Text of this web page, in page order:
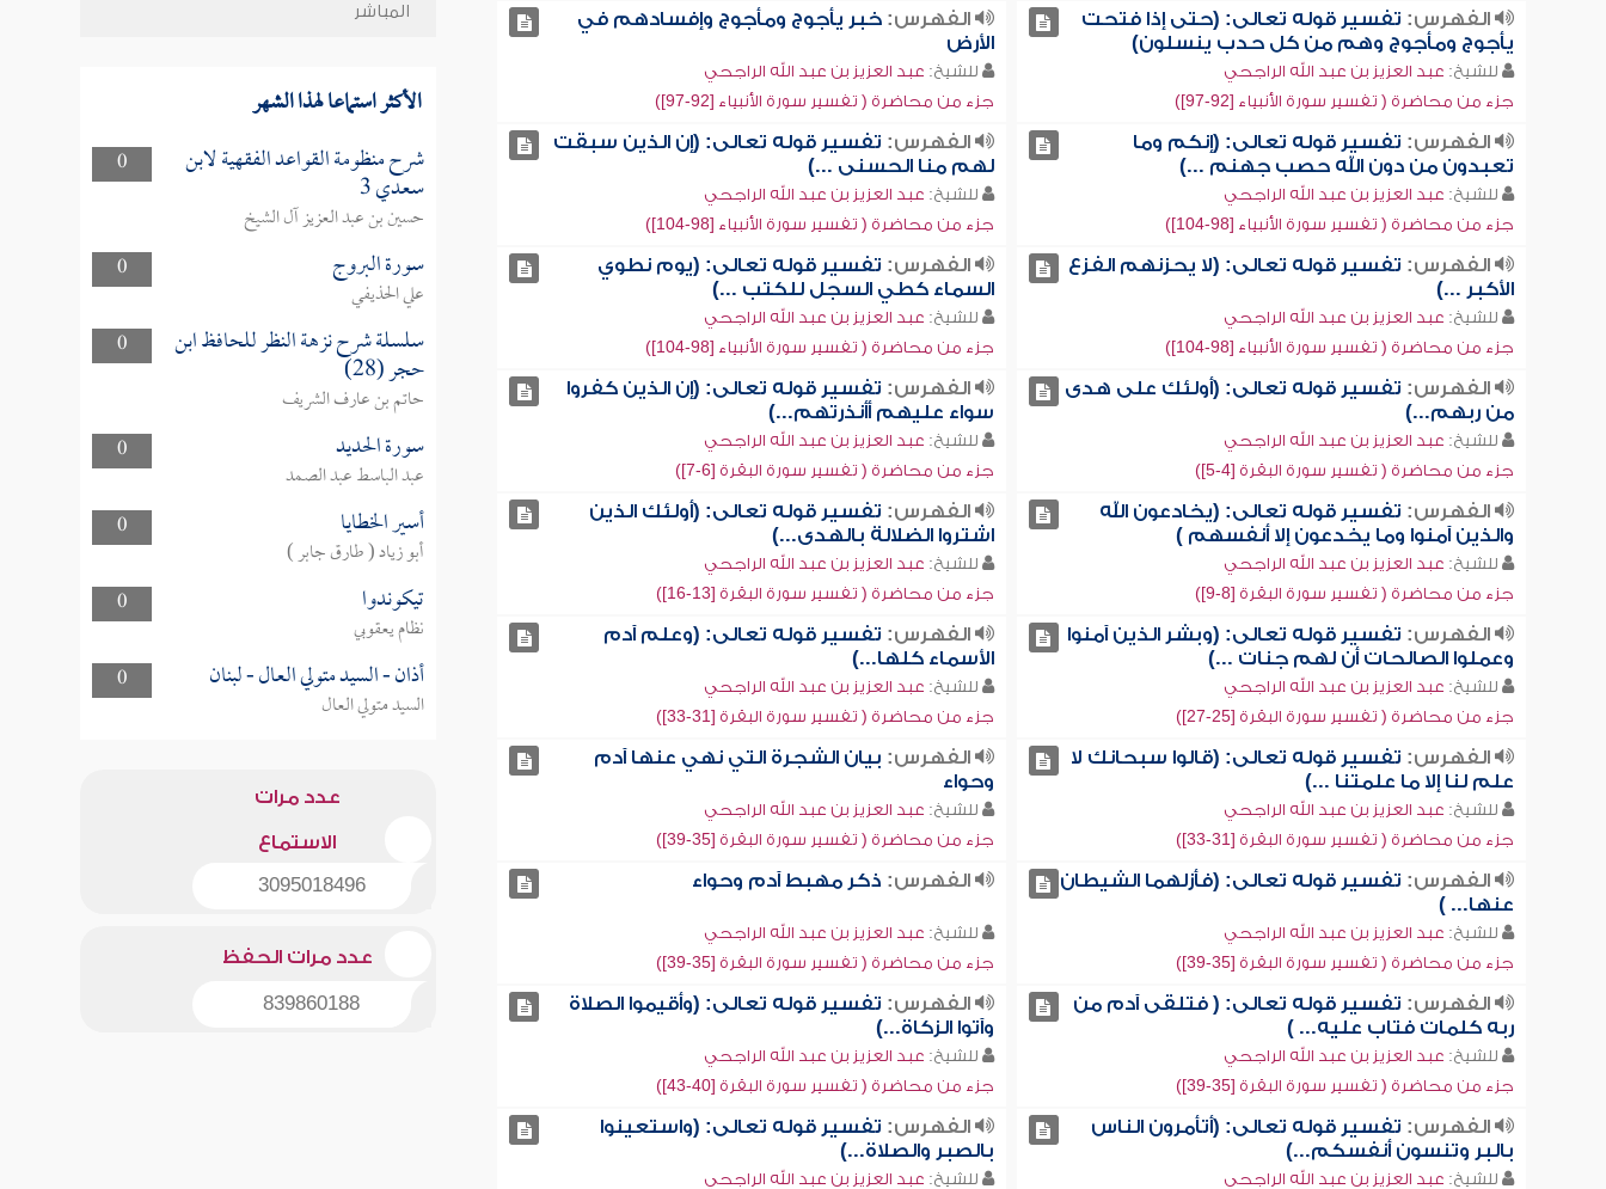
الفهرس: تفسير قوله تعالى: (حتى إذا فتحت
يأجوج ومأجوج وهم من كل حدب ينسلون)
للشيخ: عبد العزيز بن عبد الله الراجحي
جزء من محاضرة ( تفسير سورة الأنبياء [92-97])
الفهرس: خبر يأجوج ومأجوج وإفسادهم في
الأرض
للشيخ: عبد العزيز بن عبد الله الراجحي
جزء من محاضرة ( تفسير سورة الأنبياء [92-97])
الفهرس: تفسير قوله تعالى: (إنكم وما
تعبدون من دون الله حصب جهنم ...)
للشيخ: عبد العزيز بن عبد الله الراجحي
جزء من محاضرة ( تفسير سورة الأنبياء [98-104])
الفهرس: تفسير قوله تعالى: (إن الذين سبقت
لهم منا الحسنى ...)
للشيخ: عبد العزيز بن عبد الله الراجحي
جزء من محاضرة ( تفسير سورة الأنبياء [98-104])
الفهرس: تفسير قوله تعالى: (لا يحزنهم الفزع
الأكبر ...)
للشيخ: عبد العزيز بن عبد الله الراجحي
جزء من محاضرة ( تفسير سورة الأنبياء [98-104])
الفهرس: تفسير قوله تعالى: (يوم نطوي
السماء كطي السجل للكتب ...)
للشيخ: عبد العزيز بن عبد الله الراجحي
جزء من محاضرة ( تفسير سورة الأنبياء [98-104])
الفهرس: تفسير قوله تعالى: (أولئك على هدى
من ربهم...)
للشيخ: عبد العزيز بن عبد الله الراجحي
جزء من محاضرة ( تفسير سورة البقرة [4-5])
الفهرس: تفسير قوله تعالى: (إن الذين كفروا
سواء عليهم أأنذرتهم...)
للشيخ: عبد العزيز بن عبد الله الراجحي
جزء من محاضرة ( تفسير سورة البقرة [6-7])
الفهرس: تفسير قوله تعالى: (يخادعون الله
والذين آمنوا وما يخدعون إلا أنفسهم )
للشيخ: عبد العزيز بن عبد الله الراجحي
جزء من محاضرة ( تفسير سورة البقرة [8-9])
الفهرس: تفسير قوله تعالى: (أولئك الذين
اشتروا الضلالة بالهدى...)
للشيخ: عبد العزيز بن عبد الله الراجحي
جزء من محاضرة ( تفسير سورة البقرة [13-16])
الفهرس: تفسير قوله تعالى: (وبشر الذين آمنوا
وعملوا الصالحات أن لهم جنات ...)
للشيخ: عبد العزيز بن عبد الله الراجحي
جزء من محاضرة ( تفسير سورة البقرة [25-27])
الفهرس: تفسير قوله تعالى: (وعلم آدم
الأسماء كلها...)
للشيخ: عبد العزيز بن عبد الله الراجحي
جزء من محاضرة ( تفسير سورة البقرة [31-33])
الفهرس: تفسير قوله تعالى: (قالوا سبحانك لا
علم لنا إلا ما علمتنا ...)
للشيخ: عبد العزيز بن عبد الله الراجحي
جزء من محاضرة ( تفسير سورة البقرة [31-33])
الفهرس: بيان الشجرة التي نهي عنها آدم
وحواء
للشيخ: عبد العزيز بن عبد الله الراجحي
جزء من محاضرة ( تفسير سورة البقرة [35-39])
الفهرس: تفسير قوله تعالى: (فأزلهما الشيطان
عنها... )
للشيخ: عبد العزيز بن عبد الله الراجحي
جزء من محاضرة ( تفسير سورة البقرة [35-39])
الفهرس: ذكر مهبط آدم وحواء
للشيخ: عبد العزيز بن عبد الله الراجحي
جزء من محاضرة ( تفسير سورة البقرة [35-39])
الفهرس: تفسير قوله تعالى: ( فتلقى آدم من
ربه كلمات فتاب عليه... )
للشيخ: عبد العزيز بن عبد الله الراجحي
جزء من محاضرة ( تفسير سورة البقرة [35-39])
الفهرس: تفسير قوله تعالى: (وأقيموا الصلاة
وآتوا الزكاة...)
للشيخ: عبد العزيز بن عبد الله الراجحي
جزء من محاضرة ( تفسير سورة البقرة [40-43])
الفهرس: تفسير قوله تعالى: (أتأمرون الناس
بالبر وتنسون أنفسكم...)
للشيخ: عبد العزيز بن عبد الله الراجحي
الفهرس: تفسير قوله تعالى: (واستعينوا
بالصبر والصلاة...)
للشيخ: عبد العزيز بن عبد الله الراجحي
المباشر
الأكثر استماعا لهذا الشهر
0 شرح منظومة القواعد الفقهية لابن
سعدي 3
حسين بن عبد العزيز آل الشيخ
0
سورة البروج
علي الحذيفي
0
سلسلة شرح نزهة النظر للحافظ ابن
حجر (28)
حاتم بن عارف الشريف
0
سورة الحديد
عبد الباسط عبد الصمد
0
أسير الخطايا
أبو زياد ( طارق جابر )
0
تيكوندوا
نظام يعقوبي
0
أذان - السيد متولي العال - لبنان
السيد متولي العال
عدد مرات
الاستماع
3095018496
عدد مرات الحفظ
839860188